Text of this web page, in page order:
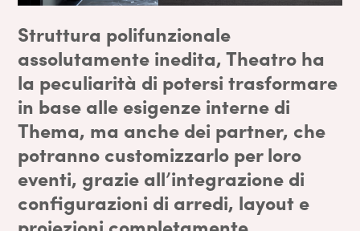
Struttura polifunzionale
assolutamente inedita, Theatro ha
la peculiarità di potersi trasformare
in base alle esigenze interne di
Thema, ma anche dei partner, che
potranno customizzarlo per loro
eventi, grazie all’integrazione di
configurazioni di arredi, layout e